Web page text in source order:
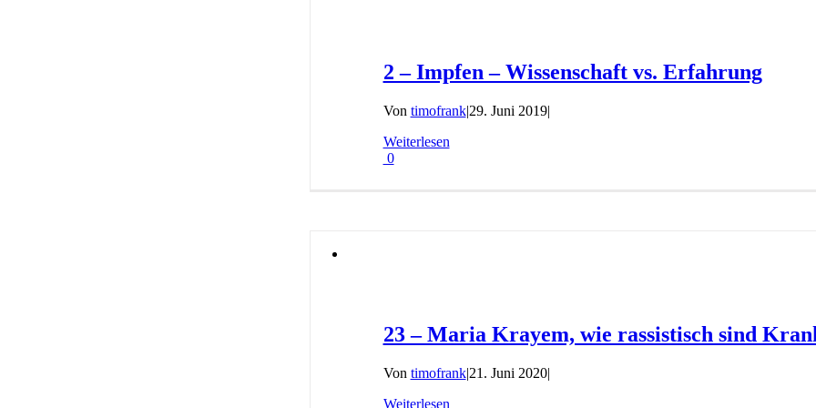
2 – Impfen – Wissenschaft vs. Erfahrung
Von timofrank|29. Juni 2019|
Weiterlesen
0
23 – Maria Krayem, wie rassistisch sind
Von timofrank|21. Juni 2020|
Weiterlesen